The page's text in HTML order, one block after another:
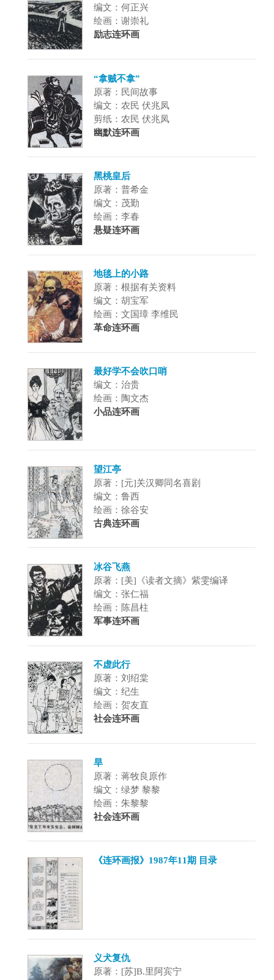
编文：何正兴
绘画：谢崇礼
励志连环画
“拿贼不拿”
原著：民间故事
编文：农民 伏兆凤
剪纸：农民 伏兆凤
幽默连环画
黑桃皇后
原著：普希金
编文：茂勤
绘画：李春
悬疑连环画
地毯上的小路
原著：根据有关资料
编文：胡宝军
绘画：文国璋 李维民
革命连环画
最好学不会吹口哨
编文：治贵
绘画：陶文杰
小品连环画
望江亭
原著：[元]关汉卿同名喜剧
编文：鲁西
绘画：徐谷安
古典连环画
冰谷飞燕
原著：[美]《读者文摘》紫雯编译
编文：张仁福
绘画：陈昌柱
军事连环画
不虚此行
原著：刘绍棠
编文：纪生
绘画：贺友直
社会连环画
旱
原著：蒋牧良原作
编文：绿梦 黎黎
绘画：朱黎黎
社会连环画
《连环画报》1987年11期 目录
义犬复仇
原著：[苏]B.里阿宾宁